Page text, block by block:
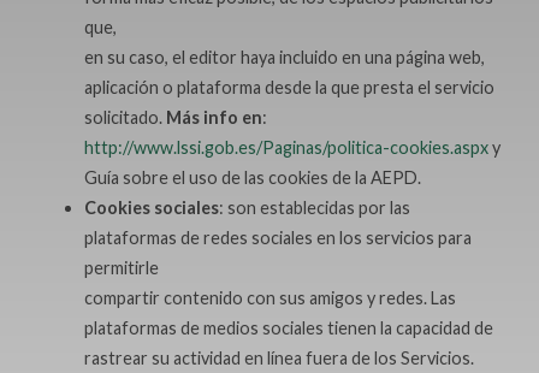
que,
en su caso, el editor haya incluido en una página web,
aplicación o plataforma desde la que presta el servicio
solicitado. Más info en:
http://www.lssi.gob.es/Paginas/politica-cookies.aspxy
Guía sobre el uso de las cookies de la AEPD.
Cookies sociales: son establecidas por las
plataformas de redes sociales en los servicios para
permitirle
compartir contenido con sus amigos y redes. Las
plataformas de medios sociales tienen la capacidad de
rastrear su actividad en línea fuera de los Servicios.